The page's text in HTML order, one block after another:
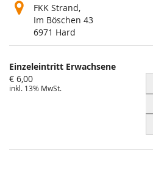
FKK Strand,
Im Böschen 43
6971 Hard
Produkte
Unkategorisierte
Produkte
Einzeleintritt Erwachsene
€ 6,00
inkl. 13% MwSt.